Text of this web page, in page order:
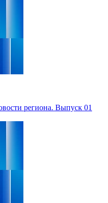
региона. Выпуск 01